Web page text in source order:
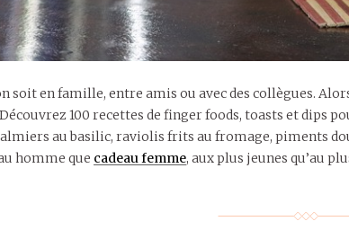
soit en famille, entre amis ou avec des collègues.
100 recettes de finger foods, toasts et dips
au basilic, raviolis frits au fromage, piments
homme que cadeau femme, aux plus jeunes qu’au